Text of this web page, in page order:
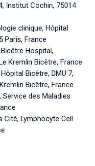
Institut Cochin, 75014
clinique, Hôpital
Paris, France
Hospital,
Kremlin Bicêtre, France
Bicêtre, DMU 7,
Bicêtre, France
des Maladies
Cité, Lymphocyte Cell